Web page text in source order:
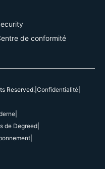
de conformité
Reserved. Confidentialité
de Degreed